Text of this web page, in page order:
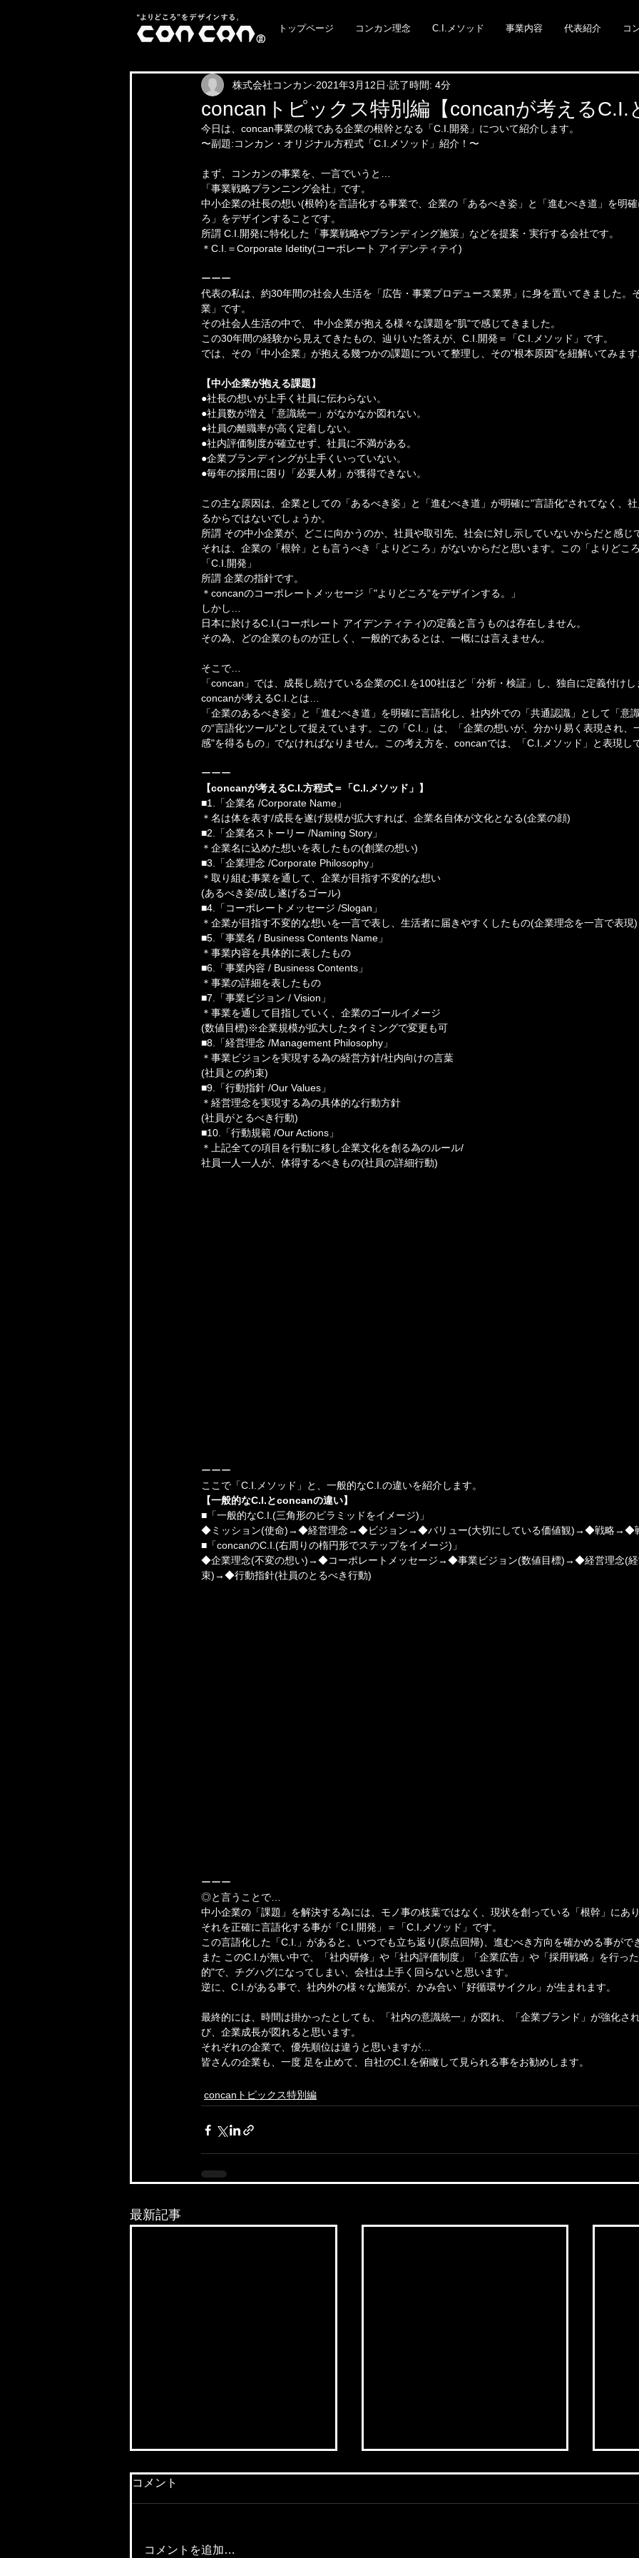
トップページ コンカン理念 C.I.メソッド 事業内容 代表紹介 コ
concanトピックス特別編【concanが考えるC.I.
株式会社コンカン 2021年3月12日 読了時間: 4分
今日は、concan事業の核である企業の根幹となる「C.I.開発」について紹介します。
〜副題:コンカン・オリジナル方程式「C.I.メソッド」紹介！〜
まず、コンカンの事業を、一言でいうと…
「事業戦略プランニング会社」です。
中小企業の社長の想い(根幹)を言語化する事業で、企業の「あるべき姿」と「進むべき道」を明
ろ」をデザインすることです。
所謂 C.I.開発に特化した「事業戦略やブランディング施策」などを提案・実行する会社です。
＊C.I.＝Corporate Idetity(コーポレート アイデンティテイ)
ーーー
代表の私は、約30年間の社会人生活を「広告・事業プロデュース業界」に身を置いてきました。
業」です。
その社会人生活の中で、 中小企業が抱える様々な課題を"肌"で感じてきました。
この30年間の経験から見えてきたもの、辿りいた答えが、C.I.開発＝「C.I.メソッド」です。
では、その「中小企業」が抱える幾つかの課題について整理し、その"根本原因"を紐解いてみま
【中小企業が抱える課題】
●社長の想いが上手く社員に伝わらない。
●社員数が増え「意識統一」がなかなか図れない。
●社員の離職率が高く定着しない。
●社内評価制度が確立せず、社員に不満がある。
●企業ブランディングが上手くいっていない。
●毎年の採用に困り「必要人材」が獲得できない。
この主な原因は、企業としての「あるべき姿」と「進むべき道」が明確に"言語化"されてなく、
るからではないでしょうか。
所謂 その中小企業が、どこに向かうのか、社員や取引先、社会に対し示していないからだと感じ
それは、企業の「根幹」とも言うべき「よりどころ」がないからだと思います。この「よりどこ
「C.I.開発」
所謂 企業の指針です。
＊concanのコーポレートメッセージ「"よりどころ"をデザインする。」
しかし…
日本に於けるC.I.(コーポレート アイデンティティ)の定義と言うものは存在しません。
その為、どの企業のものが正しく、一般的であるとは、一概には言えません。
そこで…
「concan」では、成長し続けている企業のC.I.を100社ほど「分析・検証」し、独自に定義付け
concanが考えるC.I.とは…
「企業のあるべき姿」と「進むべき道」を明確に言語化し、社内外での「共通認識」として「意
の“言語化ツール"として捉えています。この「C.I.」は、「企業の想いが、分かり易く表現され、
感"を得るもの」でなければなりません。この考え方を、concanでは、「C.I.メソッド」と表現し
ーーー
【concanが考えるC.I.方程式＝「C.I.メソッド」】
■1.「企業名 /Corporate Name」
＊名は体を表す/成長を遂げ規模が拡大すれば、企業名自体が文化となる(企業の顔)
■2.「企業名ストーリー /Naming Story」
＊企業名に込めた想いを表したもの(創業の想い)
■3.「企業理念 /Corporate Philosophy」
＊取り組む事業を通して、企業が目指す不変的な想い
(あるべき姿/成し遂げるゴール)
■4.「コーポレートメッセージ /Slogan」
＊企業が目指す不変的な想いを一言で表し、生活者に届きやすくしたもの(企業理念を一言で表現)
■5.「事業名 / Business Contents Name」
＊事業内容を具体的に表したもの
■6.「事業内容 / Business Contents」
＊事業の詳細を表したもの
■7.「事業ビジョン / Vision」
＊事業を通して目指していく、企業のゴールイメージ
(数値目標)※企業規模が拡大したタイミングで変更も可
■8.「経営理念 /Management Philosophy」
＊事業ビジョンを実現する為の経営方針/社内向けの言葉
(社員との約束)
■9.「行動指針 /Our Values」
＊経営理念を実現する為の具体的な行動方針
(社員がとるべき行動)
■10.「行動規範 /Our Actions」
＊上記全ての項目を行動に移し企業文化を創る為のルール/
社員一人一人が、体得するべきもの(社員の詳細行動)
ーーー
ここで「C.I.メソッド」と、一般的なC.I.の違いを紹介します。
【一般的なC.I.とconcanの違い】
■「一般的なC.I.(三角形のピラミッドをイメージ)」
◆ミッション(使命)→◆経営理念→◆ビジョン→◆バリュー(大切にしている価値観)→◆戦略→◆
■「concanのC.I.(右周りの楕円形でステップをイメージ)」
◆企業理念(不変の想い)→◆コーポレートメッセージ→◆事業ビジョン(数値目標)→◆経営理念(経
束)→◆行動指針(社員のとるべき行動)
ーーー
◎と言うことで…
中小企業の「課題」を解決する為には、モノ事の枝葉ではなく、現状を創っている「根幹」にあ
それを正確に言語化する事が「C.I.開発」＝「C.I.メソッド」です。
この言語化した「C.I.」があると、いつでも立ち返り(原点回帰)、進むべき方向を確かめる事がで
また このC.I.が無い中で、「社内研修」や「社内評価制度」「企業広告」や「採用戦略」を行っ
的"で、チグハグになってしまい、会社は上手く回らないと思います。
逆に、C.I.がある事で、社内外の様々な施策が、かみ合い「好循環サイクル」が生まれます。
最終的には、時間は掛かったとしても、「社内の意識統一」が図れ、「企業ブランド」が強化さ
び、企業成長が図れると思います。
それぞれの企業で、優先順位は違うと思いますが…
皆さんの企業も、一度 足を止めて、自社のC.I.を俯瞰して見られる事をお勧めします。
concanトピックス特別編
最新記事
コメント
コメントを追加…